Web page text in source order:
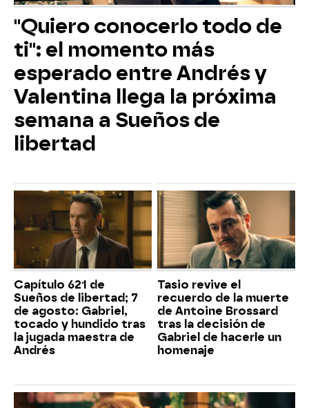
"Quiero conocerlo todo de
ti": el momento más
esperado entre Andrés y
Valentina llega la próxima
semana a Sueños de
libertad
Capítulo 621 de
Sueños de libertad; 7
de agosto: Gabriel,
tocado y hundido tras
la jugada maestra de
Andrés
Tasio revive el
recuerdo de la muerte
de Antoine Brossard
tras la decisión de
Gabriel de hacerle un
homenaje